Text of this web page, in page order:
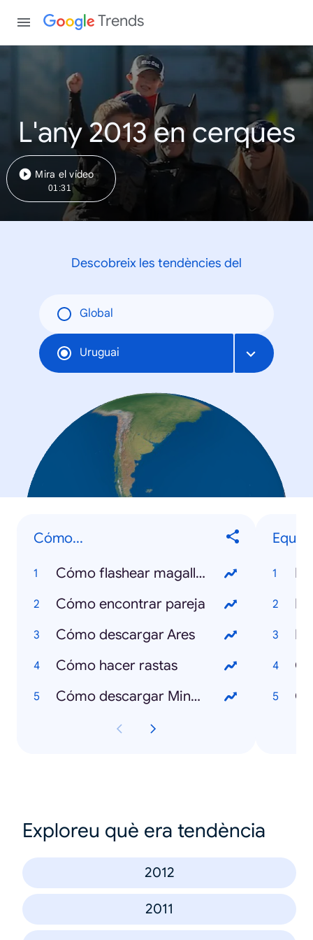
Trends
L'any 2013 en cerques
Mira el vídeo
01:31
Descobreix les tendències del
Global
Uruguai
Cómo...
Cómo flashear magallanes
Cómo encontrar pareja
Cómo descargar Ares
Cómo hacer rastas
Cómo descargar Minecraft
Exploreu què era tendència
2012
2011